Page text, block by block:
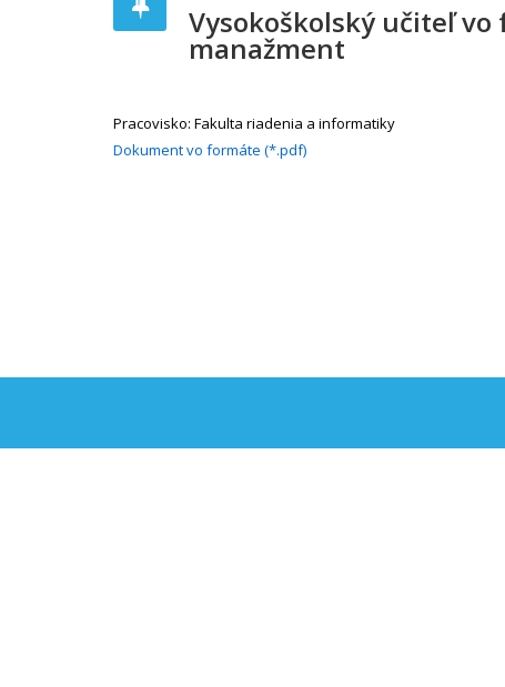
Vysokoškolský učiteľ
manažment
Pracovisko: Fakulta riadenia a informatiky
Dokument vo formáte (*.pdf)